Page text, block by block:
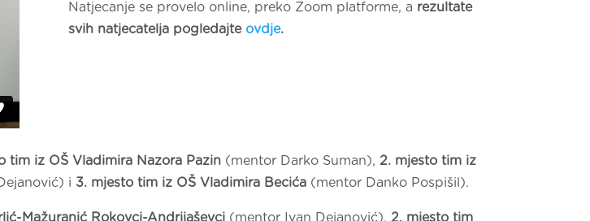
Natjecanje se provelo online, preko Zoom platforme, a rezultate
svih natjecatelja pogledajte ovdje.
tim iz OŠ Vladimira Nazora Pazin (mentor Darko Suman), 2. mjesto tim iz
i 3. mjesto tim iz OŠ Vladimira Becića (mentor Danko Pospišil).
Mažuranić Rokovci-Andrijaševci (mentor Ivan Dejanović), 2. mjesto tim